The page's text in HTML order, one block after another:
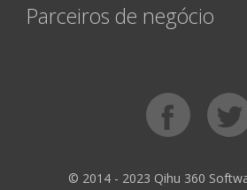
Parceiros de negócio
© 2014 - 2023 Qihu 360